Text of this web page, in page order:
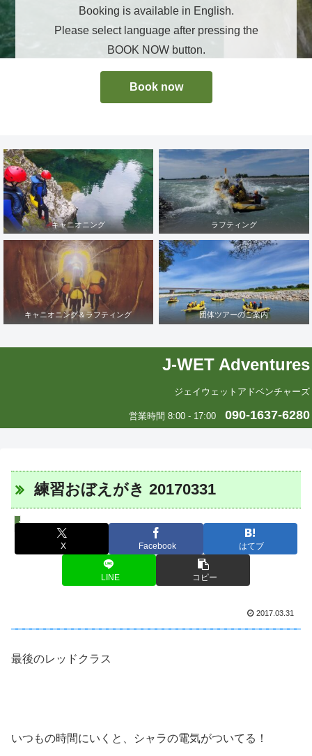
Booking is available in English.
Please select language after pressing the
BOOK NOW button.
Book now
キャニオニング ラフティング
キャニオニング＆ラフティング 団体ツアーのご案内
J-WET Adventures
ジェイウェットアドベンチャーズ
営業時間 8:00 - 17:00 090-1637-6280
練習おぼえがき 20170331
J-WETインド支部～ヨガのこころ～
X Facebook はてブ
LINE コピー
2017.03.31
最後のレッドクラス
いつもの時間にいくと、シャラの電気がついてる！